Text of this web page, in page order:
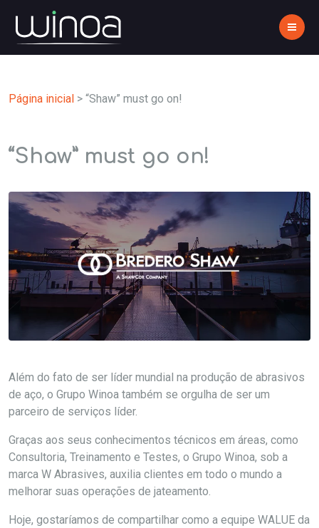
Página inicial > “Shaw” must go on!
“Shaw” must go on!
Além do fato de ser líder mundial na produção de abrasivos
de aço, o Grupo Winoa também se orgulha de ser um
parceiro de serviços líder.
Graças aos seus conhecimentos técnicos em áreas, como
Consultoria, Treinamento e Testes, o Grupo Winoa, sob a
marca W Abrasives, auxilia clientes em todo o mundo a
melhorar suas operações de jateamento.
Hoje, gostaríamos de compartilhar como a equipe WALUE da